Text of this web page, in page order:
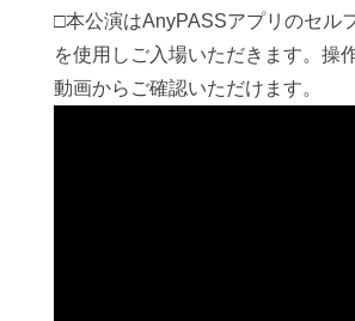
□本公演はAnyPASSアプリのセル
を使用しご入場いただきます。操
動画からご確認いただけます。